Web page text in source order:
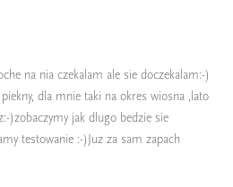
na nia czekalam ale sie doczekalam:-)
dla mnie taki na okres wiosna ,lato
)zobaczymy jak dlugo bedzie sie
testowanie :-)Juz za sam zapach